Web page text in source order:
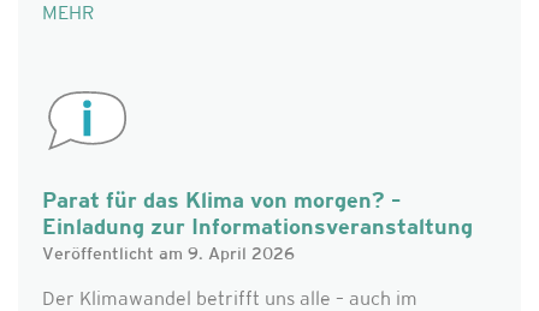
MEHR
Parat für das Klima von morgen? –
Einladung zur Informationsveranstaltung
Veröffentlicht am 9. April 2026
Der Klimawandel betrifft uns alle – auch im